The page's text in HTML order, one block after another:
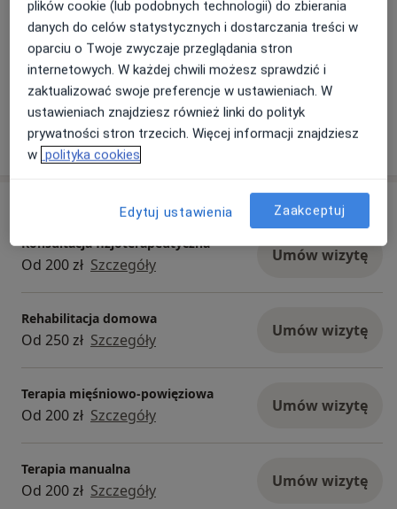
Aktualności
mgr Krzysztof Sobota
Warszawska 60a, 05-120 Legionowo
Klub Sandow
02/07/2026
Konsultacja fizjoterapeutyczna
Od 200 zł Szczegóły Umów wizytę
Rehabilitacja domowa
Od 250 zł Szczegóły Umów wizytę
Terapia mięśniowo-powięziowa
Od 200 zł Szczegóły Umów wizytę
Terapia manualna
Od 200 zł Szczegóły Umów wizytę
plików cookie (lub podobnych technologii) do zbierania
danych do celów statystycznych i dostarczania treści w
oparciu o Twoje zwyczaje przeglądania stron
internetowych. W każdej chwili możesz sprawdzić i
zaktualizować swoje preferencje w ustawieniach. W
ustawieniach znajdziesz również linki do polityk
prywatności stron trzecich. Więcej informacji znajdziesz
w polityka cookies
Edytuj ustawienia Zaakceptuj